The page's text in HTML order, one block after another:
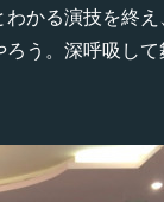
かる演技を終
う。深呼吸し